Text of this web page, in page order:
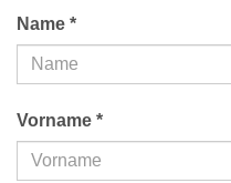
Name *
Vorname *